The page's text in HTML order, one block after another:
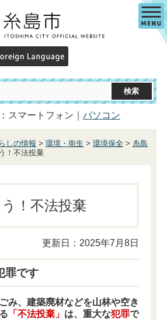
スマートフォン｜ パソコン
しの情報 > 環境・衛生 > 環境保全> 糸島
！不法投棄
！不法投棄
更新日：2025年7月8日
罪です
み、建築廃材などを山林や空き
「不法投棄」 は、重大な犯罪で